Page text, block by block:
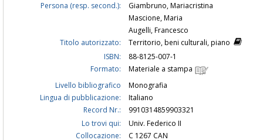
Persona (resp. second.):
Giambruno, Mariacristina
Mascione, Maria
Augelli, Francesco
Titolo autorizzato:
Territorio, beni culturali, piano
ISBN:
88-8125-007-1
Formato:
Materiale a stampa
Livello bibliografico
Monografia
Lingua di pubblicazione:
Italiano
Record Nr.:
9910314859903321
Lo trovi qui:
Univ. Federico II
Collocazione:
C 1267 CAN